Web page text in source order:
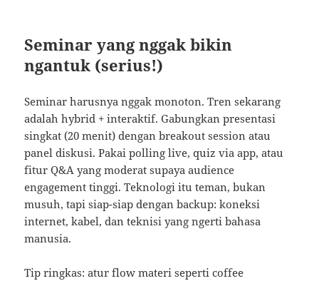
Seminar yang nggak bikin
ngantuk (serius!)
Seminar harusnya nggak monoton. Tren sekarang
adalah hybrid + interaktif. Gabungkan presentasi
singkat (20 menit) dengan breakout session atau
panel diskusi. Pakai polling live, quiz via app, atau
fitur Q&A yang moderat supaya audience
engagement tinggi. Teknologi itu teman, bukan
musuh, tapi siap-siap dengan backup: koneksi
internet, kabel, dan teknisi yang ngerti bahasa
manusia.
Tip ringkas: atur flow materi seperti coffee